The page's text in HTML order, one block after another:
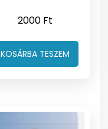
2000 Ft
KOSÁRBA TESZEM